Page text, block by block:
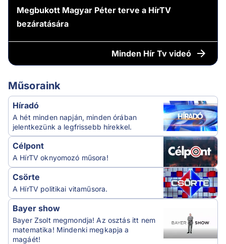
Megbukott Magyar Péter terve a HírTV
bezáratására
Minden Hír Tv videó
Műsoraink
Híradó
A hét minden napján, minden órában
jelentkezünk a legfrissebb hírekkel.
Célpont
A HírTV oknyomozó műsora!
Csörte
A HírTV politikai vitaműsora.
Bayer show
Bayer Zsolt megmondja! Az osztás itt nem
matematika! Mindenki megkapja a
magáét!